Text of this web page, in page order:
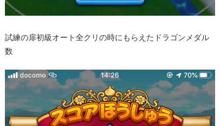
試練の扉初級オート全クリの時にもらえたドラゴンメダル
数